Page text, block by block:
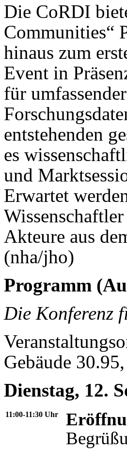
Die CoRDI
Communities“
hinaus zum
Event in
für
entstehenden
es
und
Erwartet
Akteure aus
(nha/jho)
Programm
Die Konferenz
Gebäude
Dienstag, 12.
11:00-11:30 Uhr